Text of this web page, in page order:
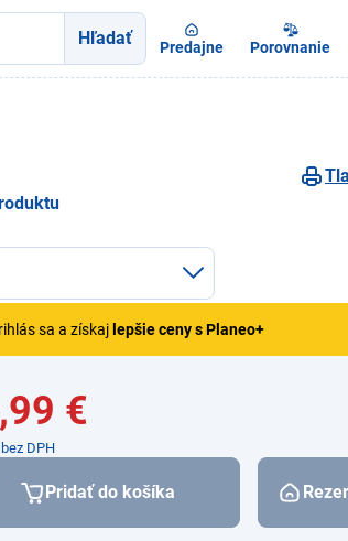
Hľadať Predajne Porovnanie
sa a získaj lepšie ceny s Planeo+
€
DPH
Pridať do košíka